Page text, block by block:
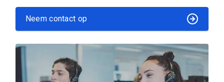
Neem contact op